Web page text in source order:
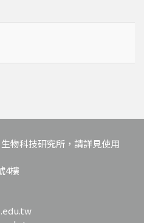
物科技研究所，請詳見使用
4樓